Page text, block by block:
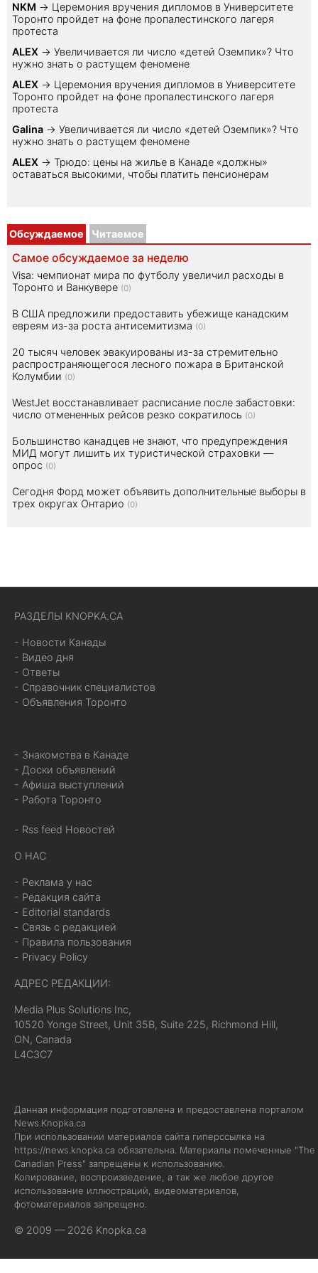
NKM → Церемония вручения дипломов в Университете
Торонто пройдет на фоне пропалестинского лагеря
протеста
ALEX → Увеличивается ли число «детей Оземпик»? Что
нужно знать о растущем феномене
ALEX → Церемония вручения дипломов в Университете
Торонто пройдет на фоне пропалестинского лагеря
протеста
Galina → Увеличивается ли число «детей Оземпик»? Что
нужно знать о растущем феномене
ALEX → Трюдо: цены на жилье в Канаде «должны»
оставаться высокими, чтобы платить пенсионерам
Обсуждаемое Читаемое
Самое обсуждаемое за неделю
Visa: чемпионат мира по футболу увеличил расходы в
Торонто и Ванкувере (0)
В США предложили предоставить убежище канадским
евреям из-за роста антисемитизма (0)
20 тысяч человек эвакуированы из-за стремительно
распространяющегося лесного пожара в Британской
Колумбии (0)
WestJet восстанавливает расписание после забастовки:
число отмененных рейсов резко сократилось (0)
Большинство канадцев не знают, что предупреждения
МИД могут лишить их туристической страховки —
опрос (0)
Сегодня Форд может объявить дополнительные выборы в
трех округах Онтарио (0)
РАЗДЕЛЫ KNOPKA.CA
- Новости Канады
- Видео дня
- Ответы
- Справочник специалистов
- Объявления Торонто
- Знакомства в Канаде
- Доски объявлений
- Афиша выступлений
- Работа Торонто
- Rss feed Новостей
О НАС
- Реклама у нас
- Редакция сайта
- Editorial standards
- Связь с редакцией
- Правила пользования
- Privacy Policy
АДРЕС РЕДАКЦИИ:
Media Plus Solutions Inc,
10520 Yonge Street, Unit 35B, Suite 225, Richmond Hill,
ON, Canada
L4C3C7
Данная информация подготовлена и предоставлена порталом
News.Knopka.ca
При использовании материалов сайта гиперссылка на
https://news.knopka.ca обязательна. Материалы помеченные "The
Canadian Press" запрещены к использованию.
Копирование, воспроизведение, а так же любое другое
использование иллюстраций, видеоматериалов,
фотоматериалов запрещено.
© 2009 — 2026 Knopka.ca